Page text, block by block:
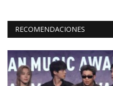
RECOMENDACIONES